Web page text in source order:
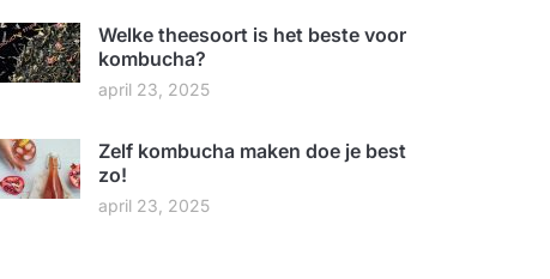
Welke theesoort is het beste voor
kombucha?
april 23, 2025
Zelf kombucha maken doe je best
zo!
april 23, 2025